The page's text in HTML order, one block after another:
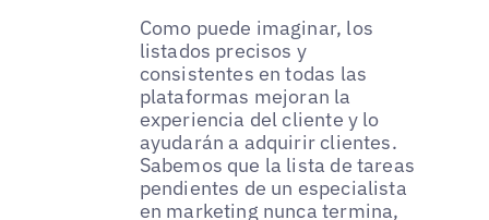
Como puede imaginar, los
listados precisos y
consistentes en todas las
plataformas mejoran la
experiencia del cliente y lo
ayudarán a adquirir clientes.
Sabemos que la lista de tareas
pendientes de un especialista
en marketing nunca termina,